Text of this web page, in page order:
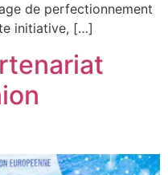
de perfectionnement
initiative, […]